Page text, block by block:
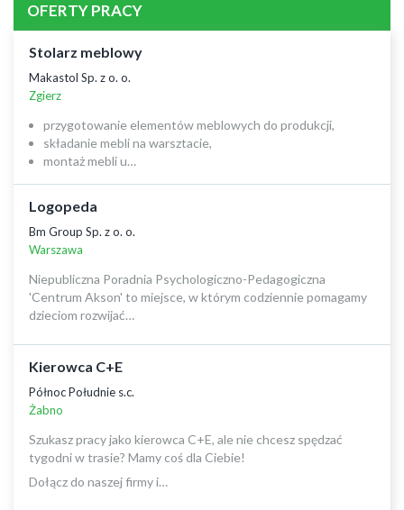
OFERTY PRACY
Stolarz meblowy
Makastol Sp. z o. o.
Zgierz
przygotowanie elementów meblowych do produkcji,
składanie mebli na warsztacie,
montaż mebli u…
Logopeda
Bm Group Sp. z o. o.
Warszawa
Niepubliczna Poradnia Psychologiczno-Pedagogiczna
'Centrum Akson' to miejsce, w którym codziennie pomagamy
dzieciom rozwijać…
Kierowca C+E
Północ Południe s.c.
Żabno
Szukasz pracy jako kierowca C+E, ale nie chcesz spędzać
tygodni w trasie? Mamy coś dla Ciebie!
Dołącz do naszej firmy i…